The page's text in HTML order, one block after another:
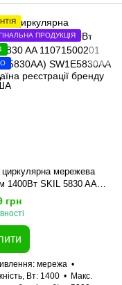
ПРОДУКЦІЯ
мережева
1400Вт SKIL 5830 AA
(SW1E5830AA)
грн
мережа
Вт 1400
Макс.